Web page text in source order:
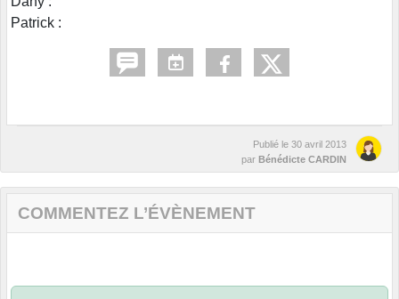
Patrick :
Publié le 30 avril 2013
par Bénédicte CARDIN
COMMENTEZ L’ÉVÈNEMENT